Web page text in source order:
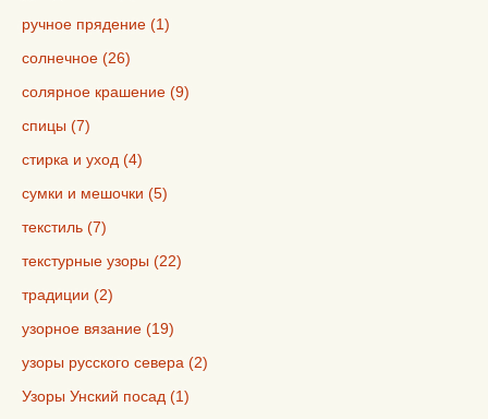
ручное прядение (1)
солнечное (26)
солярное крашение (9)
спицы (7)
стирка и уход (4)
сумки и мешочки (5)
текстиль (7)
текстурные узоры (22)
традиции (2)
узорное вязание (19)
узоры русского севера (2)
Узоры Унский посад (1)